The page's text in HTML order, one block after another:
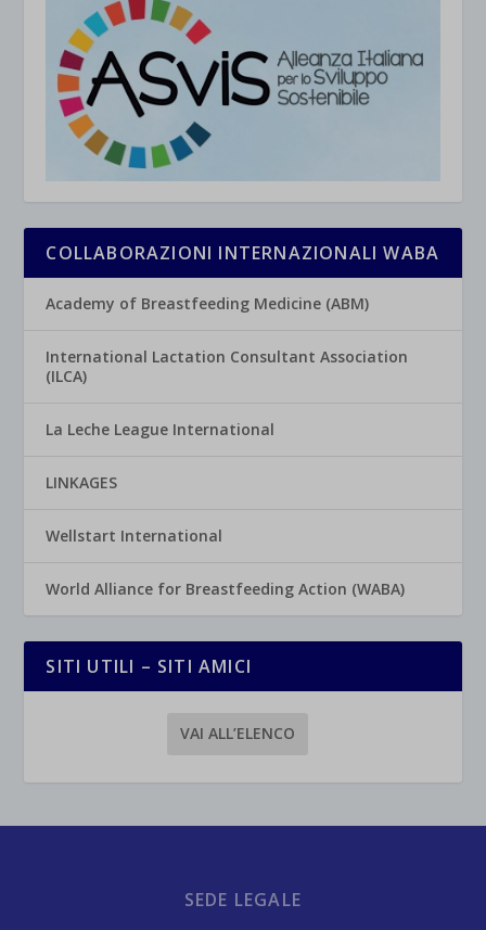
COLLABORAZIONI INTERNAZIONALI WABA
Academy of Breastfeeding Medicine (ABM)
International Lactation Consultant Association
(ILCA)
La Leche League International
LINKAGES
Wellstart International
World Alliance for Breastfeeding Action (WABA)
SITI UTILI – SITI AMICI
VAI ALL’ELENCO
SEDE LEGALE
jetpackState[message]
Mostra dettagli
et-saved-post*